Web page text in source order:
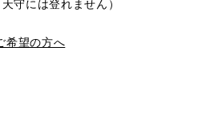
守には登れません）
希望の方へ